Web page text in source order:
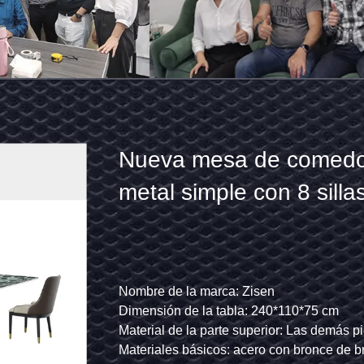
madera
la marca: Zisen
de la tabla: 180*90*75 cm
la parte superior: marmo cerámico
básicos: de acero inoxidable, de bronce cepillado
de
de